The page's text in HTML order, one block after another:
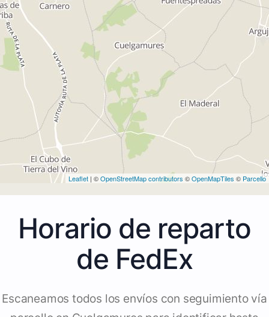
Leaflet | ©OpenStreetMap contributors ©OpenMapTiles © Parcello
Horario de reparto
de FedEx
Escaneamos todos los envíos con seguimiento vía